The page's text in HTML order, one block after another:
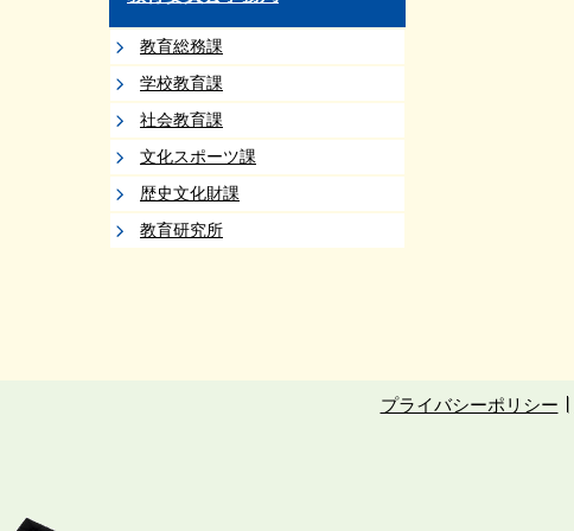
教育総務課
学校教育課
社会教育課
文化スポーツ課
歴史文化財課
教育研究所
プライバシーポリシー